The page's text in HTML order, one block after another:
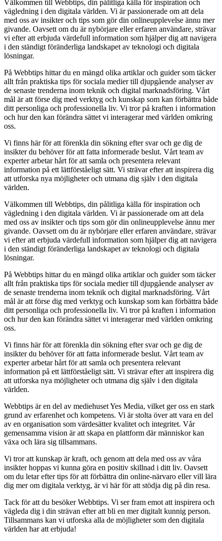
Välkommen till Webbtips, din pålitliga källa för inspiration och
vägledning i den digitala världen. Vi är passionerade om att dela
med oss av insikter och tips som gör din onlineupplevelse ännu mer
givande. Oavsett om du är nybörjare eller erfaren användare, strävar
vi efter att erbjuda värdefull information som hjälper dig att navigera
i den ständigt föränderliga landskapet av teknologi och digitala
lösningar.
På Webbtips hittar du en mängd olika artiklar och guider som täcker
allt från praktiska tips för sociala medier till djupgående analyser av
de senaste trenderna inom teknik och digital marknadsföring. Vårt
mål är att förse dig med verktyg och kunskap som kan förbättra både
ditt personliga och professionella liv. Vi tror på kraften i information
och hur den kan förändra sättet vi interagerar med världen omkring
oss.
Vi finns här för att förenkla din sökning efter svar och ge dig de
insikter du behöver för att fatta informerade beslut. Vårt team av
experter arbetar hårt för att samla och presentera relevant
information på ett lättförståeligt sätt. Vi strävar efter att inspirera dig
att utforska nya möjligheter och utmana dig själv i den digitala
världen.
Välkommen till Webbtips, din pålitliga källa för inspiration och
vägledning i den digitala världen. Vi är passionerade om att dela
med oss av insikter och tips som gör din onlineupplevelse ännu mer
givande. Oavsett om du är nybörjare eller erfaren användare, strävar
vi efter att erbjuda värdefull information som hjälper dig att navigera
i den ständigt föränderliga landskapet av teknologi och digitala
lösningar.
På Webbtips hittar du en mängd olika artiklar och guider som täcker
allt från praktiska tips för sociala medier till djupgående analyser av
de senaste trenderna inom teknik och digital marknadsföring. Vårt
mål är att förse dig med verktyg och kunskap som kan förbättra både
ditt personliga och professionella liv. Vi tror på kraften i information
och hur den kan förändra sättet vi interagerar med världen omkring
oss.
Vi finns här för att förenkla din sökning efter svar och ge dig de
insikter du behöver för att fatta informerade beslut. Vårt team av
experter arbetar hårt för att samla och presentera relevant
information på ett lättförståeligt sätt. Vi strävar efter att inspirera dig
att utforska nya möjligheter och utmana dig själv i den digitala
världen.
Webbtips är en del av mediehuset Yes Media, vilket ger oss en stark
grund av erfarenhet och kompetens. Vi är stolta över att vara en del
av en organisation som värdesätter kvalitet och integritet. Vår
gemensamma vision är att skapa en plattform där människor kan
växa och lära sig tillsammans.
Vi tror att kunskap är kraft, och genom att dela med oss av våra
insikter hoppas vi kunna göra en positiv skillnad i ditt liv. Oavsett
om du letar efter tips för att förbättra din online-närvaro eller vill lära
dig mer om digitala verktyg, är vi här för att stödja dig på din resa.
Tack för att du besöker Webbtips. Vi ser fram emot att inspirera och
vägleda dig i din strävan efter att bli en mer digitalt kunnig person.
Tillsammans kan vi utforska alla de möjligheter som den digitala
världen har att erbjuda!